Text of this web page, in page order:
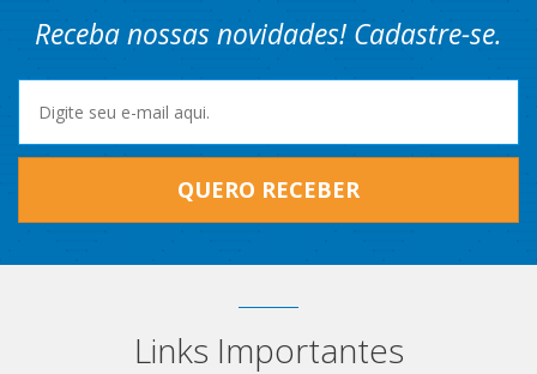
Receba nossas novidades! Cadastre-se.
QUERO RECEBER
Links Importantes